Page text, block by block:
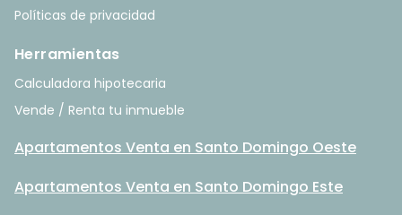
Políticas de privacidad
Herramientas
Calculadora hipotecaria
Vende / Renta tu inmueble
Apartamentos Venta en Santo Domingo Oeste
Apartamentos Venta en Santo Domingo Este